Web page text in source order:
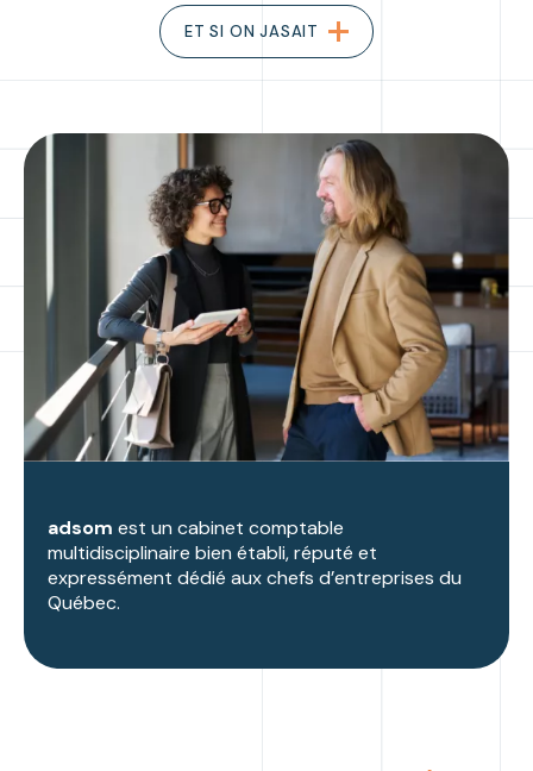
ET SI ON JASAIT
adsom est un cabinet comptable
multidisciplinaire bien établi, réputé et
expressément dédié aux chefs d’entreprises du
Québec.